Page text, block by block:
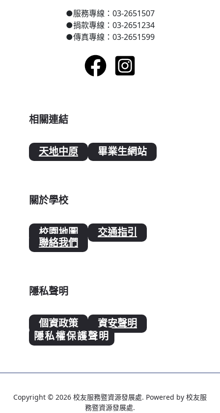
●服務專線：03-2651507
●捐款專線：03-2651234
●傳真專線：03-2651599
相關連結
天地中原 畢業生網站
關於學校
校園地圖 交通指引
聯絡我們
隱私聲明
個資政策
資安聲明
隱私權保護聲明
Copyright © 2026 校友服務暨資源發展處. Powered by 校友服
務暨資源發展處.